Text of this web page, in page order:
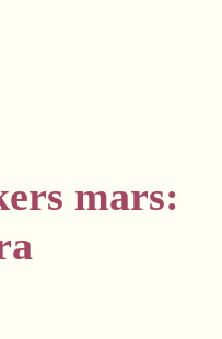
mars: